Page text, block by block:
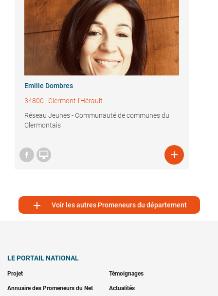
Emilie Dombres
34800 | Clermont-l'Hérault
Réseau Jeunes - Communauté de communes du
Clermontais
 
 Voir les autres Promeneurs du département
LE PORTAIL NATIONAL
Projet Témoignages
Annuaire des Promeneurs du Net Actualités